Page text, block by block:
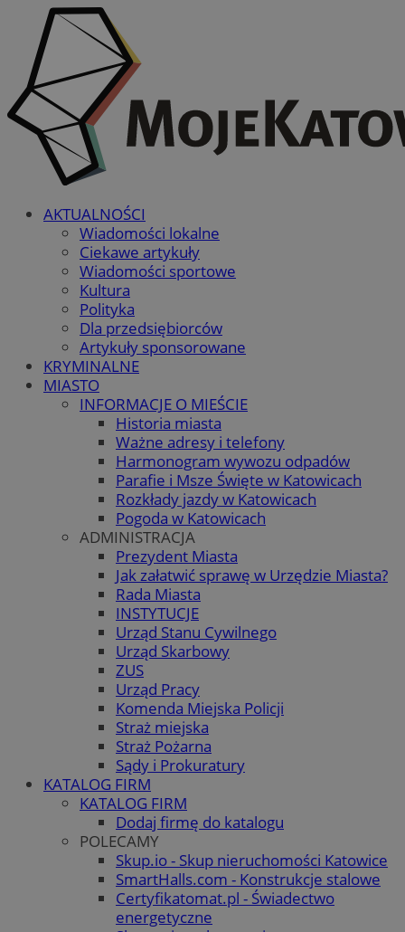
AKTUALNOŚCI
Wiadomości lokalne
Ciekawe artykuły
Wiadomości sportowe
Kultura
Polityka
Dla przedsiębiorców
Artykuły sponsorowane
KRYMINALNE
MIASTO
INFORMACJE O MIEŚCIE
Historia miasta
Ważne adresy i telefony
Harmonogram wywozu odpadów
Parafie i Msze Święte w Katowicach
Rozkłady jazdy w Katowicach
Pogoda w Katowicach
ADMINISTRACJA
Prezydent Miasta
Jak załatwić sprawę w Urzędzie Miasta?
Rada Miasta
INSTYTUCJE
Urząd Stanu Cywilnego
Urząd Skarbowy
ZUS
Urząd Pracy
Komenda Miejska Policji
Straż miejska
Straż Pożarna
Sądy i Prokuratury
KATALOG FIRM
KATALOG FIRM
Dodaj firmę do katalogu
POLECAMY
Skup.io - Skup nieruchomości Katowice
SmartHalls.com - Konstrukcje stalowe
Certyfikatomat.pl - Świadectwo
energetyczne